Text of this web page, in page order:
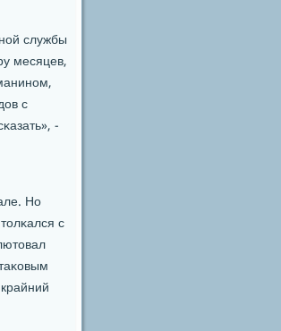
службы
месяцев,
с
-
Но
с